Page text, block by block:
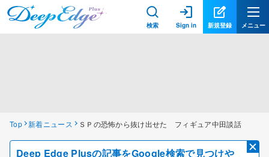
検索 Sign in 新規登録 メニュー
Top 新着ニュース ＳＰの恐怖から抜け出せた フィギュア中田談話
Deep Edge Plusの記事をGoogle検索で見つけや